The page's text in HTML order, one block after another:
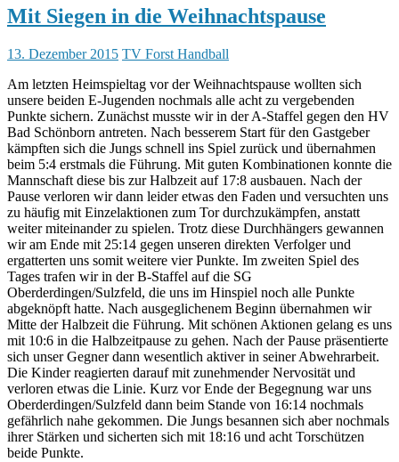
Mit Siegen in die Weihnachtspause
13. Dezember 2015 TV Forst Handball
Am letzten Heimspieltag vor der Weihnachtspause wollten sich
unsere beiden E-Jugenden nochmals alle acht zu vergebenden
Punkte sichern. Zunächst musste wir in der A-Staffel gegen den HV
Bad Schönborn antreten. Nach besserem Start für den Gastgeber
kämpften sich die Jungs schnell ins Spiel zurück und übernahmen
beim 5:4 erstmals die Führung. Mit guten Kombinationen konnte die
Mannschaft diese bis zur Halbzeit auf 17:8 ausbauen. Nach der
Pause verloren wir dann leider etwas den Faden und versuchten uns
zu häufig mit Einzelaktionen zum Tor durchzukämpfen, anstatt
weiter miteinander zu spielen. Trotz diese Durchhängers gewannen
wir am Ende mit 25:14 gegen unseren direkten Verfolger und
ergatterten uns somit weitere vier Punkte. Im zweiten Spiel des
Tages trafen wir in der B-Staffel auf die SG
Oberderdingen/Sulzfeld, die uns im Hinspiel noch alle Punkte
abgeknöpft hatte. Nach ausgeglichenem Beginn übernahmen wir
Mitte der Halbzeit die Führung. Mit schönen Aktionen gelang es uns
mit 10:6 in die Halbzeitpause zu gehen. Nach der Pause präsentierte
sich unser Gegner dann wesentlich aktiver in seiner Abwehrarbeit.
Die Kinder reagierten darauf mit zunehmender Nervosität und
verloren etwas die Linie. Kurz vor Ende der Begegnung war uns
Oberderdingen/Sulzfeld dann beim Stande von 16:14 nochmals
gefährlich nahe gekommen. Die Jungs besannen sich aber nochmals
ihrer Stärken und sicherten sich mit 18:16 und acht Torschützen
beide Punkte.